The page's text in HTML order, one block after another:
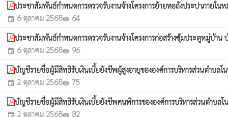
ประชาสัมพันธ์กำหนดการตรวจรับงานจ้างโครงการย้ายหอถังประปาภายใ
event 6 ตุลาคม 2568visibility 64
ประชาสัมพันธ์กำหนดการตรวจรับงานจ้างโครงการก่อสร้างซุ้มประตูหมู่บ้า
event 6 ตุลาคม 2568visibility 96
บัญชีรายชื่อผู้มีสิทธิรับเงินเบี้ยยังชีพผู้สูงอายุขององค์การบริหารส่วนตำบ
event 2 ตุลาคม 2568visibility 75
บัญชีรายชื่อผู้มีสิทธิรับเงินเบี้ยยังชีพคนพิการขององค์การบริหารส่วนตำบ
event 2 ตุลาคม 2568visibility 82